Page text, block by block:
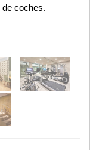
de coches.